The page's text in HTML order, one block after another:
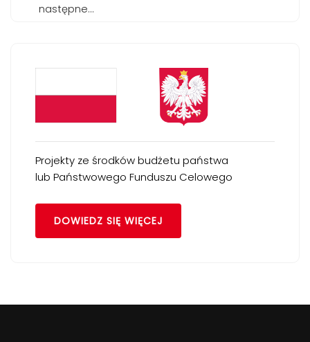
następne...
Projekty ze środków budżetu państwa
lub Państwowego Funduszu Celowego
DOWIEDZ SIĘ WIĘCEJ